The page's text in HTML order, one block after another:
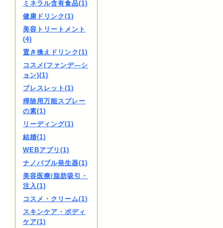
ミネラル含有食品(1)
健康ドリンク(1)
美容トリートメント
(4)
置き換えドリンク(1)
コスメ(ファンデ―シ
ョン)(1)
ブレスレット(1)
掃除用万能スプレー
の素(1)
リーディング(1)
結婚(1)
WEBアプリ(1)
ナノバブル発生器(1)
美容医療/脂肪吸引・
注入(1)
コスメ・クリーム(1)
スキンケア・ボディ
ケア(1)